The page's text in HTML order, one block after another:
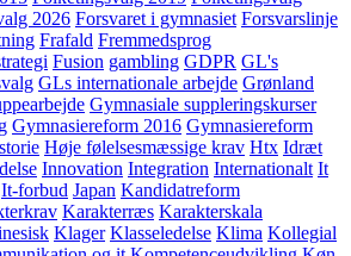
2026 Forsvaret i gymnasiet Forsvarslinje
Frafald Fremmedsprog
Fusion gambling GDPR GL's
GLs internationale arbejde Grønland
Gymnasiale suppleringskurser
Gymnasiereform 2016 Gymnasiereform
Høje følelsesmæssige krav Htx Idræt
Innovation Integration Internationalt It
It-forbud Japan Kandidatreform
Karakterræs Karakterskala
Klager Klasseledelse Klima Kollegial